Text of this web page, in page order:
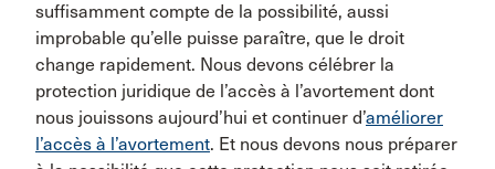
suffisamment compte de la possibilité, aussi
improbable qu’elle puisse paraître, que le droit
change rapidement. Nous devons célébrer la
protection juridique de l’accès à l’avortement dont
nous jouissons aujourd’hui et continuer d’améliorer
l’accès à l’avortement. Et nous devons nous préparer